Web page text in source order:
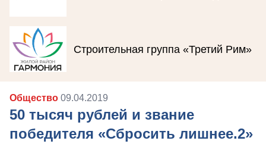
Строительная группа «Третий Рим»
Общество 09.04.2019
50 тысяч рублей и звание
победителя «Сбросить лишнее.2»